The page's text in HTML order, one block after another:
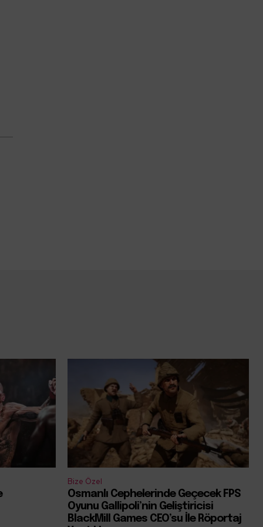
Bize Özel
Osmanlı Cephelerinde Geçecek FPS
Oyunu Gallipoli’nin Geliştiricisi
BlackMill Games CEO’su İle Röportaj